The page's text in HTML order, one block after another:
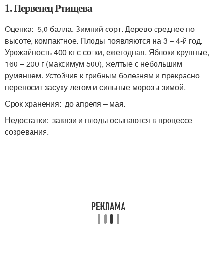
1. Первенец Ртищева
Оценка: 5,0 балла. Зимний сорт. Дерево среднее по
высоте, компактное. Плоды появляются на 3 – 4-й год.
Урожайность 400 кг с сотки, ежегодная. Яблоки крупные,
160 – 200 г (максимум 500), желтые с небольшим
румянцем. Устойчив к грибным болезням и прекрасно
переносит засуху летом и сильные морозы зимой.
Срок хранения: до апреля – мая.
Недостатки: завязи и плоды осыпаются в процессе
созревания.